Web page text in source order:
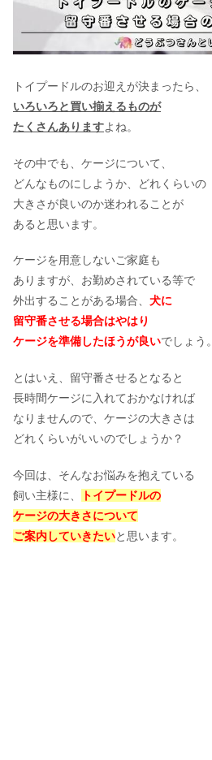
トイプードルのお迎えが決まったら、
いろいろと買い揃えるものが
たくさんありますよね。
その中でも、ケージについて、
どんなものにしようか、どれくらいの
大きさが良いのか迷われることが
あると思います。
ケージを用意しないご家庭も
ありますが、お勤めされている等で
外出することがある場合、 犬に
留守番させる場合はやはり
ケージを準備したほうが良いでしょう。
とはいえ、留守番させるとなると
長時間ケージに入れておかなければ
なりませんので、ケージの大きさは
どれくらいがいいのでしょうか？
今回は、そんなお悩みを抱えている
飼い主様に、
トイプードルの
ケージの大きさについて
ご案内していきたいと思います。